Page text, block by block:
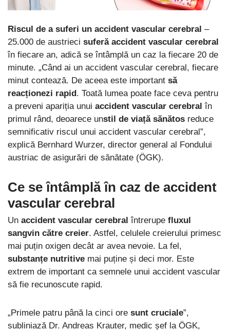
Riscul de a suferi un accident vascular cerebral –
25.000 de austrieci suferă accident vascular cerebral
în fiecare an, adică se întâmplă un caz la fiecare 20 de
minute. „Când ai un accident vascular cerebral, fiecare
minut contează. De aceea este important să
reacționezi rapid. Toată lumea poate face ceva pentru
a preveni apariția unui accident vascular cerebralîn
primul rând, deoarece unstil de viață sănătos reduce
semnificativ riscul unui accident vascular cerebral”,
explică Bernhard Wurzer, director general al Fondului
austriac de asigurări de sănătate (ÖGK).
Ce se întâmplă în caz de accident
vascular cerebral
Un accident vascular cerebral întrerupe fluxul
sangvin către creier. Astfel, celulele creierului primesc
mai puțin oxigen decât ar avea nevoie. La fel,
substanțe nutritive mai puține și deci mor. Este
extrem de important ca semnele unui accident vascular
să fie recunoscute rapid.
„Primele patru până la cinci ore sunt cruciale”,
subliniază Dr. Andreas Krauter, medic șef la ÖGK,